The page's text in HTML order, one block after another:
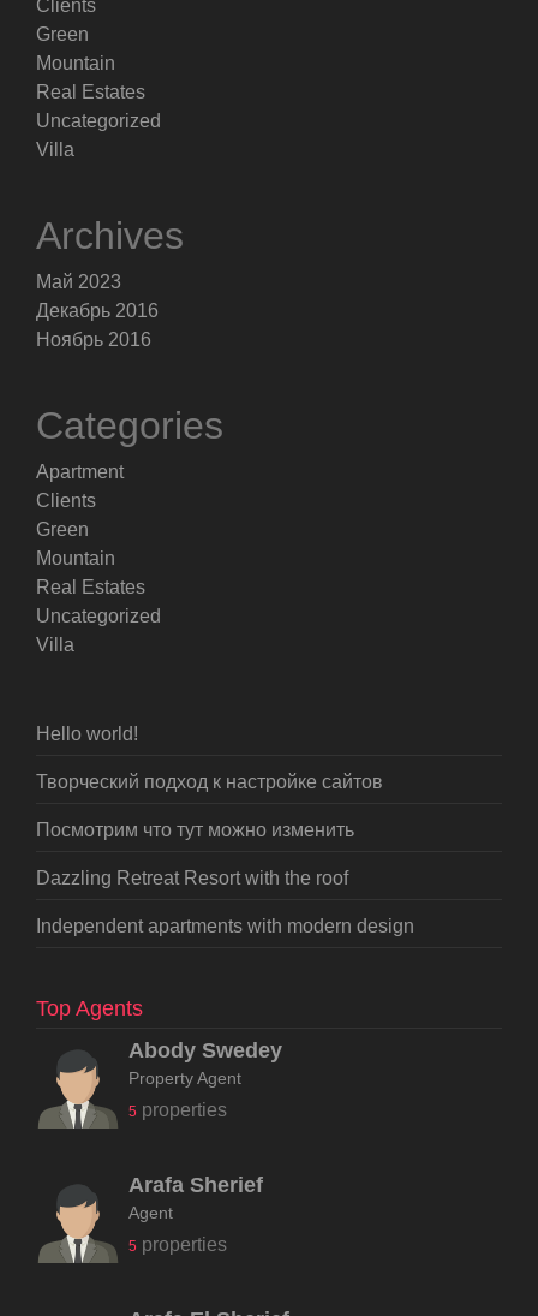
Clients
Green
Mountain
Real Estates
Uncategorized
Villa
Archives
Май 2023
Декабрь 2016
Ноябрь 2016
Categories
Apartment
Clients
Green
Mountain
Real Estates
Uncategorized
Villa
Hello world!
Творческий подход к настройке сайтов
Посмотрим что тут можно изменить
Dazzling Retreat Resort with the roof
Independent apartments with modern design
Top Agents
Abody Swedey
Property Agent
5 properties
Arafa Sherief
Agent
5 properties